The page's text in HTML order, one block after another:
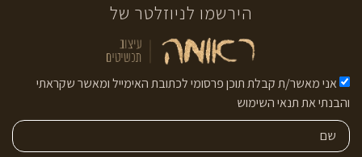
הירשמו לניוזלטר של
אני מאשר/ת קבלת תוכן פרסומי לכתובת האימייל ומאשר שקראתי
והבנתי את תנאי השימוש